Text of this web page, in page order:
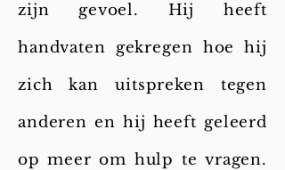
zijn gevoel. Hij heeft
handvaten gekregen hoe hij
zich kan uitspreken tegen
anderen en hij heeft geleerd
op meer om hulp te vragen.